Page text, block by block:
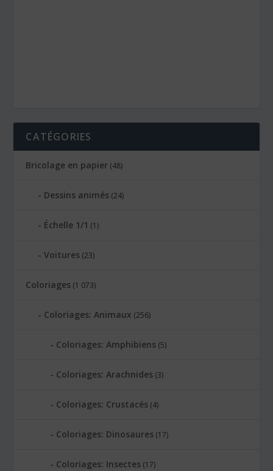
CATÉGORIES
Bricolage en papier (48)
Dessins animés (24)
Échelle 1/1 (1)
Voitures (23)
Coloriages (1 073)
Coloriages: Animaux (256)
Coloriages: Amphibiens (5)
Coloriages: Arachnides (3)
Coloriages: Crustacés (4)
Coloriages: Dinosaures (17)
Coloriages: Insectes (17)